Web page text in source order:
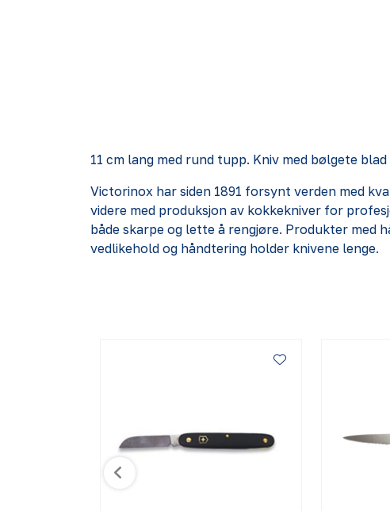
11 cm lang med rund tupp. Kniv med bølgete
Victorinox har siden 1891 forsynt verden med
videre med produksjon av kokkekniver for
både skarpe og lette å rengjøre. Produkter med
vedlikehold og håndtering holder knivene lenge.